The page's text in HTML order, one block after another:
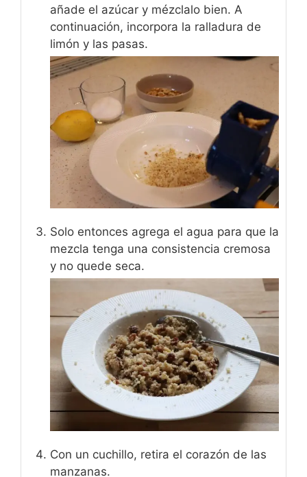
añade el azúcar y mézclalo bien. A
continuación, incorpora la ralladura de
limón y las pasas.
Solo entonces agrega el agua para que la
mezcla tenga una consistencia cremosa
y no quede seca.
Con un cuchillo, retira el corazón de las
manzanas.